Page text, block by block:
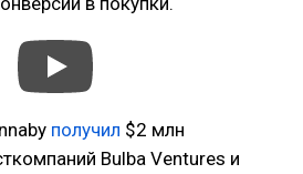
получил $2 млн
Bulba Ventures и